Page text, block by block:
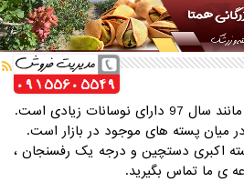
قیمت پسته اکبری در سال 98 مانند سال 97 دارای نوسانات زیادی است.
میان پسته های موجود در بازار است.
اکبری دستچین و درجه یک رفسنجان ،
ی ما تماس بگیرید.